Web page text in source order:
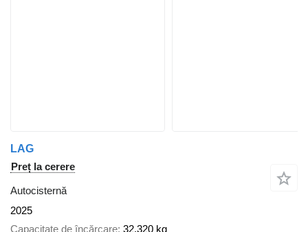
LAG
Preț la cerere
Autocisternă
2025
Capacitate de încărcare 32.320 kg